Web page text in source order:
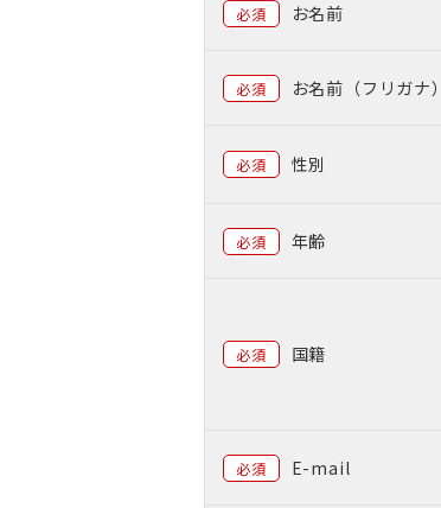
必須 お名前
必須 お名前（フリガナ）
必須 性別
必須 年齢
必須 国籍
必須 E-mail